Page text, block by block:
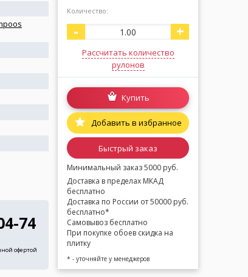
74
офертой
Количество:
- +
Рассчитать количество
рулонов
Купить
Добавить в избранное
Быстрый заказ
Минимальный заказ 5000 руб.
Доставка в пределах МКАД
бесплатно
Доставка по России от 50000 руб.
бесплатно*
Самовывоз бесплатно
При покупке обоев скидка на
плитку
* - уточняйте у менеджеров